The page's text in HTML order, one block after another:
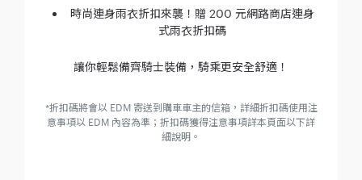
時尚連身雨衣折扣來襲！贈 200 元網路商店連身
式雨衣折扣碼
讓你輕鬆備齊騎士裝備，騎乘更安全舒適！
*折扣碼將會以 EDM 寄送到購車車主的信箱，詳細折扣碼使用注
意事項以 EDM 內容為準；折扣碼獲得注意事項詳本頁面以下詳
細說明。